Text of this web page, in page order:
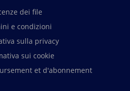
dei file
e condizioni
sulla privacy
sui cookie
et d'abonnement